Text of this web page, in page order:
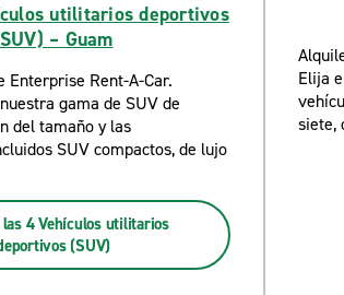
utilitarios deportivos
– Guam
Enterprise Rent-A-Car.
gama de SUV de
del tamaño y las
SUV compactos, de lujo
las 4 Vehículos utilitarios
(SUV)
Elija
siete,